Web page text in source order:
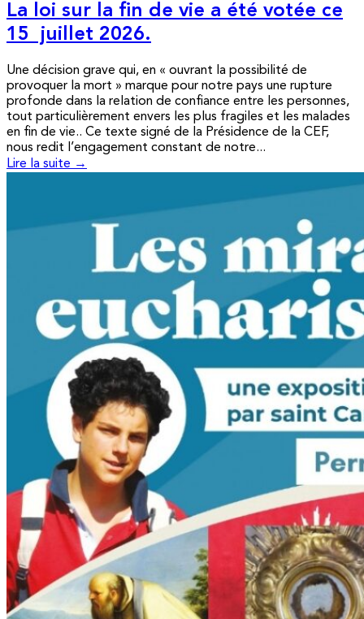
La loi sur la fin de vie a été votée ce
15 juillet 2026.
Une décision grave qui, en « ouvrant la possibilité de
provoquer la mort » marque pour notre pays une rupture
profonde dans la relation de confiance entre les personnes,
tout particulièrement envers les plus fragiles et les malades
en fin de vie.. Ce texte signé de la Présidence de la CEF,
nous redit l’engagement constant de notre...
Lire la suite →